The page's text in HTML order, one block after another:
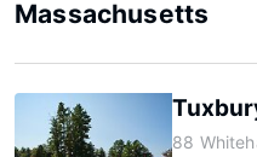
Massachusetts
88